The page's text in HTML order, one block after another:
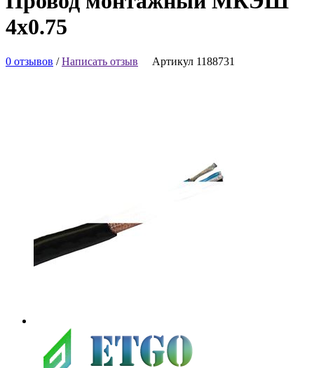
4х0.75
0 отзывов /Написать отзыв Артикул 1188731